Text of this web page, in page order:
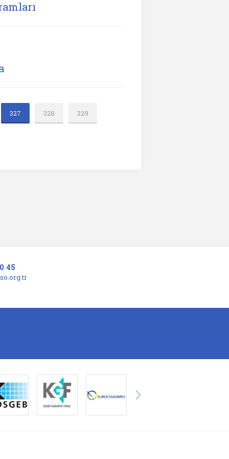
327 328 329
45